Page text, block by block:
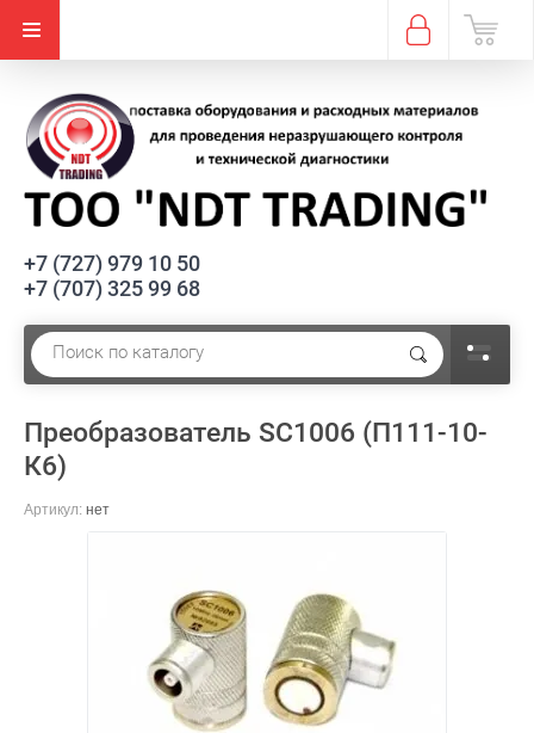
+7 (727) 979 10 50
+7 (707) 325 99 68
Преобразователь SC1006 (П111-10-
К6)
Артикул: нет